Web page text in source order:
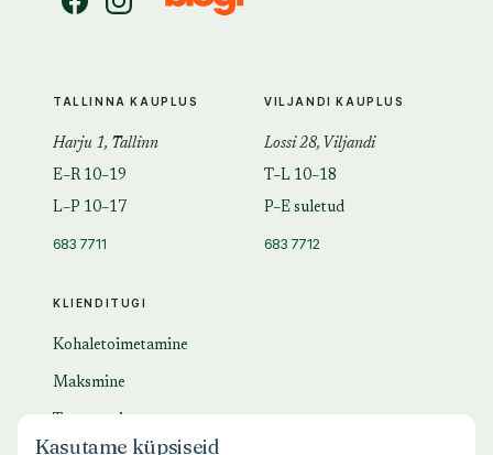
KLIENDITUGI
Kohaletoimetamine
Maksmine
TALLINNA KAUPLUS
Harju 1, Tallinn
E–R 10–19
L–P 10–17
683 7711
VILJANDI KAUPLUS
Lossi 28, Viljandi
T–L 10–18
P–E suletud
683 7712
Kasutame küpsiseid